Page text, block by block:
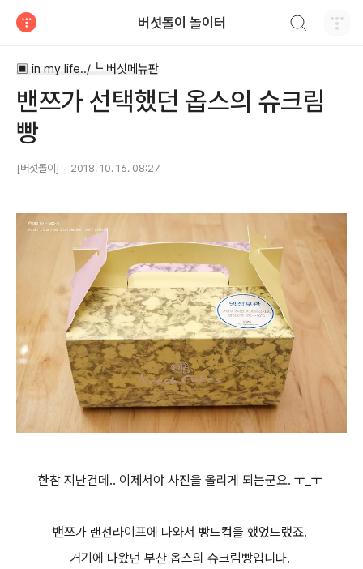
버섯돌이 놀이터
▣ in my life../┗ 버섯메뉴판
밴쯔가 선택했던 옵스의 슈크림
빵
[버섯돌이] 2018. 10. 16. 08:27
한참 지난건데.. 이제서야 사진을 올리게 되는군요. ㅜ_ㅜ
밴쯔가 랜선라이프에 나와서 빵드컵을 했었드랬죠.
거기에 나왔던 부산 옵스의 슈크림빵입니다.